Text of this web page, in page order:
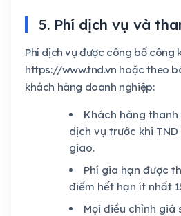
5. Phí dịch vụ và
Phí dịch vụ được công bố công
https://www.tnd.vn hoặc theo
khách hàng doanh nghiệp:
Khách hàng
dịch vụ trước khi
giao.
Phí gia hạn được
điểm hết hạn ít nhất
Mọi điều chỉnh giá